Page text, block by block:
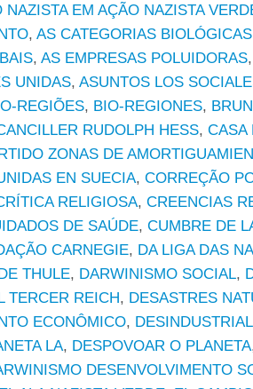
NAZISTA EM AÇÃO NAZISTA
, AS CATEGORIAS BIOLÓGICAS
, AS EMPRESAS POLUIDORAS
UNIDAS, ASUNTOS LOS
REGIÕES, BIO-REGIONES,
RUDOLPH HESS, CASA
ZONAS DE
EN SUECIA, CORREÇÃO
RELIGIOSA, CREENCIAS
DE SAÚDE, CUMBRE DE
CARNEGIE, DA LIGA DAS
THULE, DARWINISMO SOCIAL,
TERCER REICH, DESASTRES
ECONÔMICO,
LA, DESPOVOAR O PLANETA
DESENVOLVIMENTO